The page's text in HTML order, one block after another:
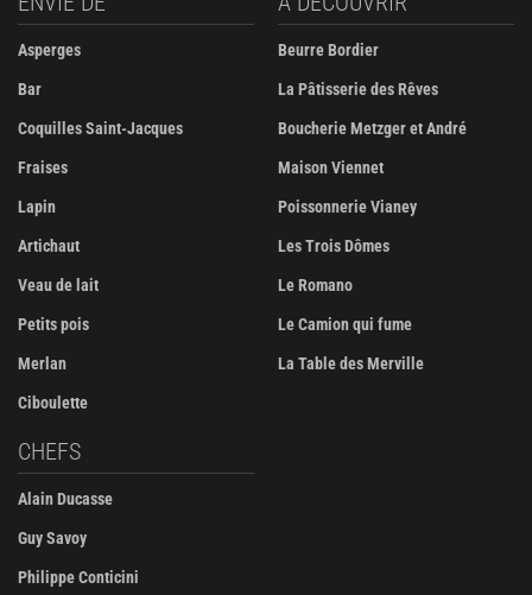
Asperges
Bar
Coquilles Saint-Jacques
Fraises
Lapin
Artichaut
Veau de lait
Petits pois
Merlan
Ciboulette
Beurre Bordier
La Pâtisserie des Rêves
Boucherie Metzger et André
Maison Viennet
Poissonnerie Vianey
Les Trois Dômes
Le Romano
Le Camion qui fume
La Table des Merville
CHEFS
Alain Ducasse
Guy Savoy
Philippe Conticini